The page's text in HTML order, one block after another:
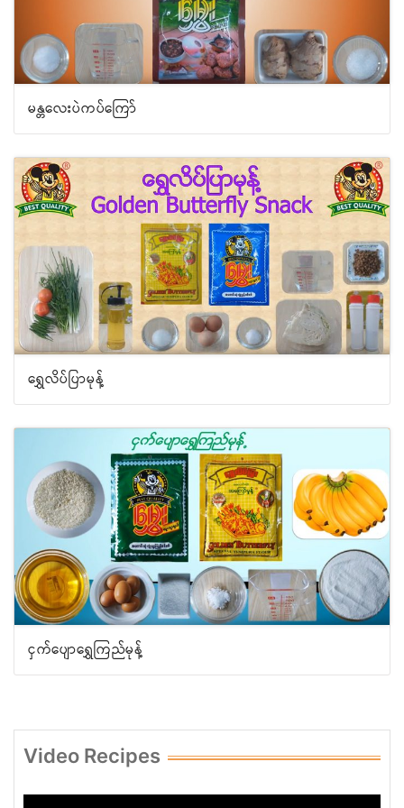
မန္တလေးပဲကပ်ကြော်
ရွှေလိပ်ပြာမုန့်
ငှက်ပျောရွှေကြည်မုန့်
Video Recipes